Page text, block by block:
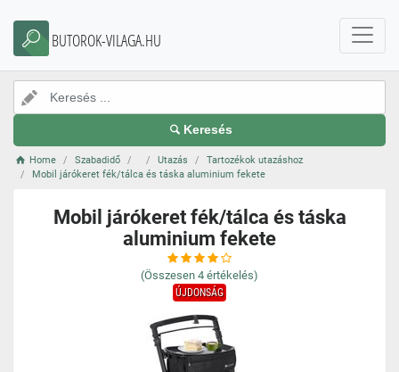
BUTOROK-VILAGA.HU
Keresés
Home Szabadidő Utazás
Tartozékok utazáshoz
Mobil járókeret fék/tálca és táska aluminium fekete
Mobil járókeret fék/tálca és táska
aluminium fekete
(Összesen 4 értékelés)
ÚJDONSÁG